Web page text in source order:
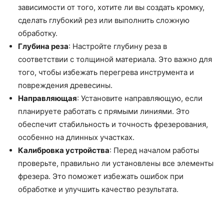
зависимости от того, хотите ли вы создать кромку,
сделать глубокий рез или выполнить сложную
обработку.
Глубина реза: Настройте глубину реза в
соответствии с толщиной материала. Это важно для
того, чтобы избежать перегрева инструмента и
повреждения древесины.
Направляющая: Установите направляющую, если
планируете работать с прямыми линиями. Это
обеспечит стабильность и точность фрезерования,
особенно на длинных участках.
Калибровка устройства: Перед началом работы
проверьте, правильно ли установлены все элементы
фрезера. Это поможет избежать ошибок при
обработке и улучшить качество результата.